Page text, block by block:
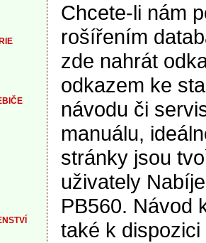
Chcete-li nám
rošířením
zde nahrát
odkazem ke
návodu či
manuálu,
stránky jsou
uživately
PB560. Návod
také k